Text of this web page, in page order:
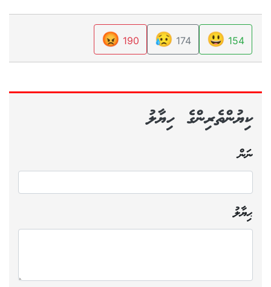
154
😃
174
😥
190
😡
ކިޔުންތެރިންގެ ހިޔާލު
ނަން
ޙިޔާލު